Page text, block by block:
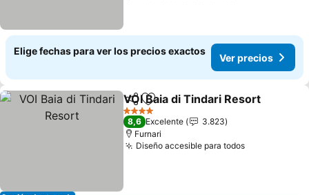
Elige fechas para ver los precios exactos
Ver precios
CompartirAgregar a favoritos
VOI Baia di Tindari Resort
4 Estrellas
8,6 Excelente
3.823
Furnari
Diseño accesible para todosVer precios